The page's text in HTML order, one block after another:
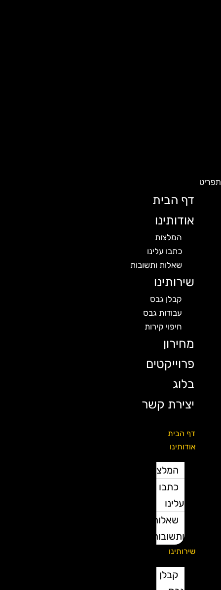
דף הבית
אודותינו
המלצות
כתבו עלינו
שאלות ותשובות
שירותינו
קבלן גבס
עבודות גבס
חיפוי קירות
מחירון
פרוייקטים
בלוג
יצירת קשר
דף הבית
אודותינו
המלצות
כתבו
עלינו
שאלות
ותשובות
שירותינו
קבלן